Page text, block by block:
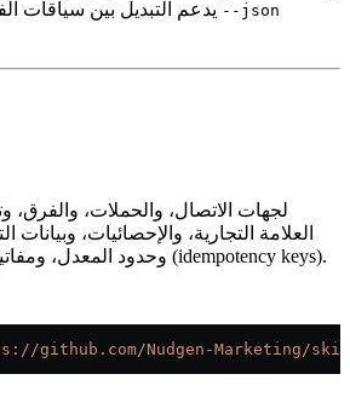
--json
العلامة التجارية، والإحصائيات، وبيانات
SDK، وحدود المعدل، ومفاتيح تكرار العمليات (idempotency keys).
github.com/Nudgen-Marketing/